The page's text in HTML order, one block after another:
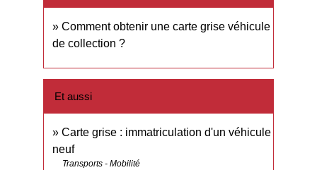
Comment obtenir une carte grise véhicule
de collection ?
Et aussi
Carte grise : immatriculation d'un véhicule
neuf
Transports - Mobilité